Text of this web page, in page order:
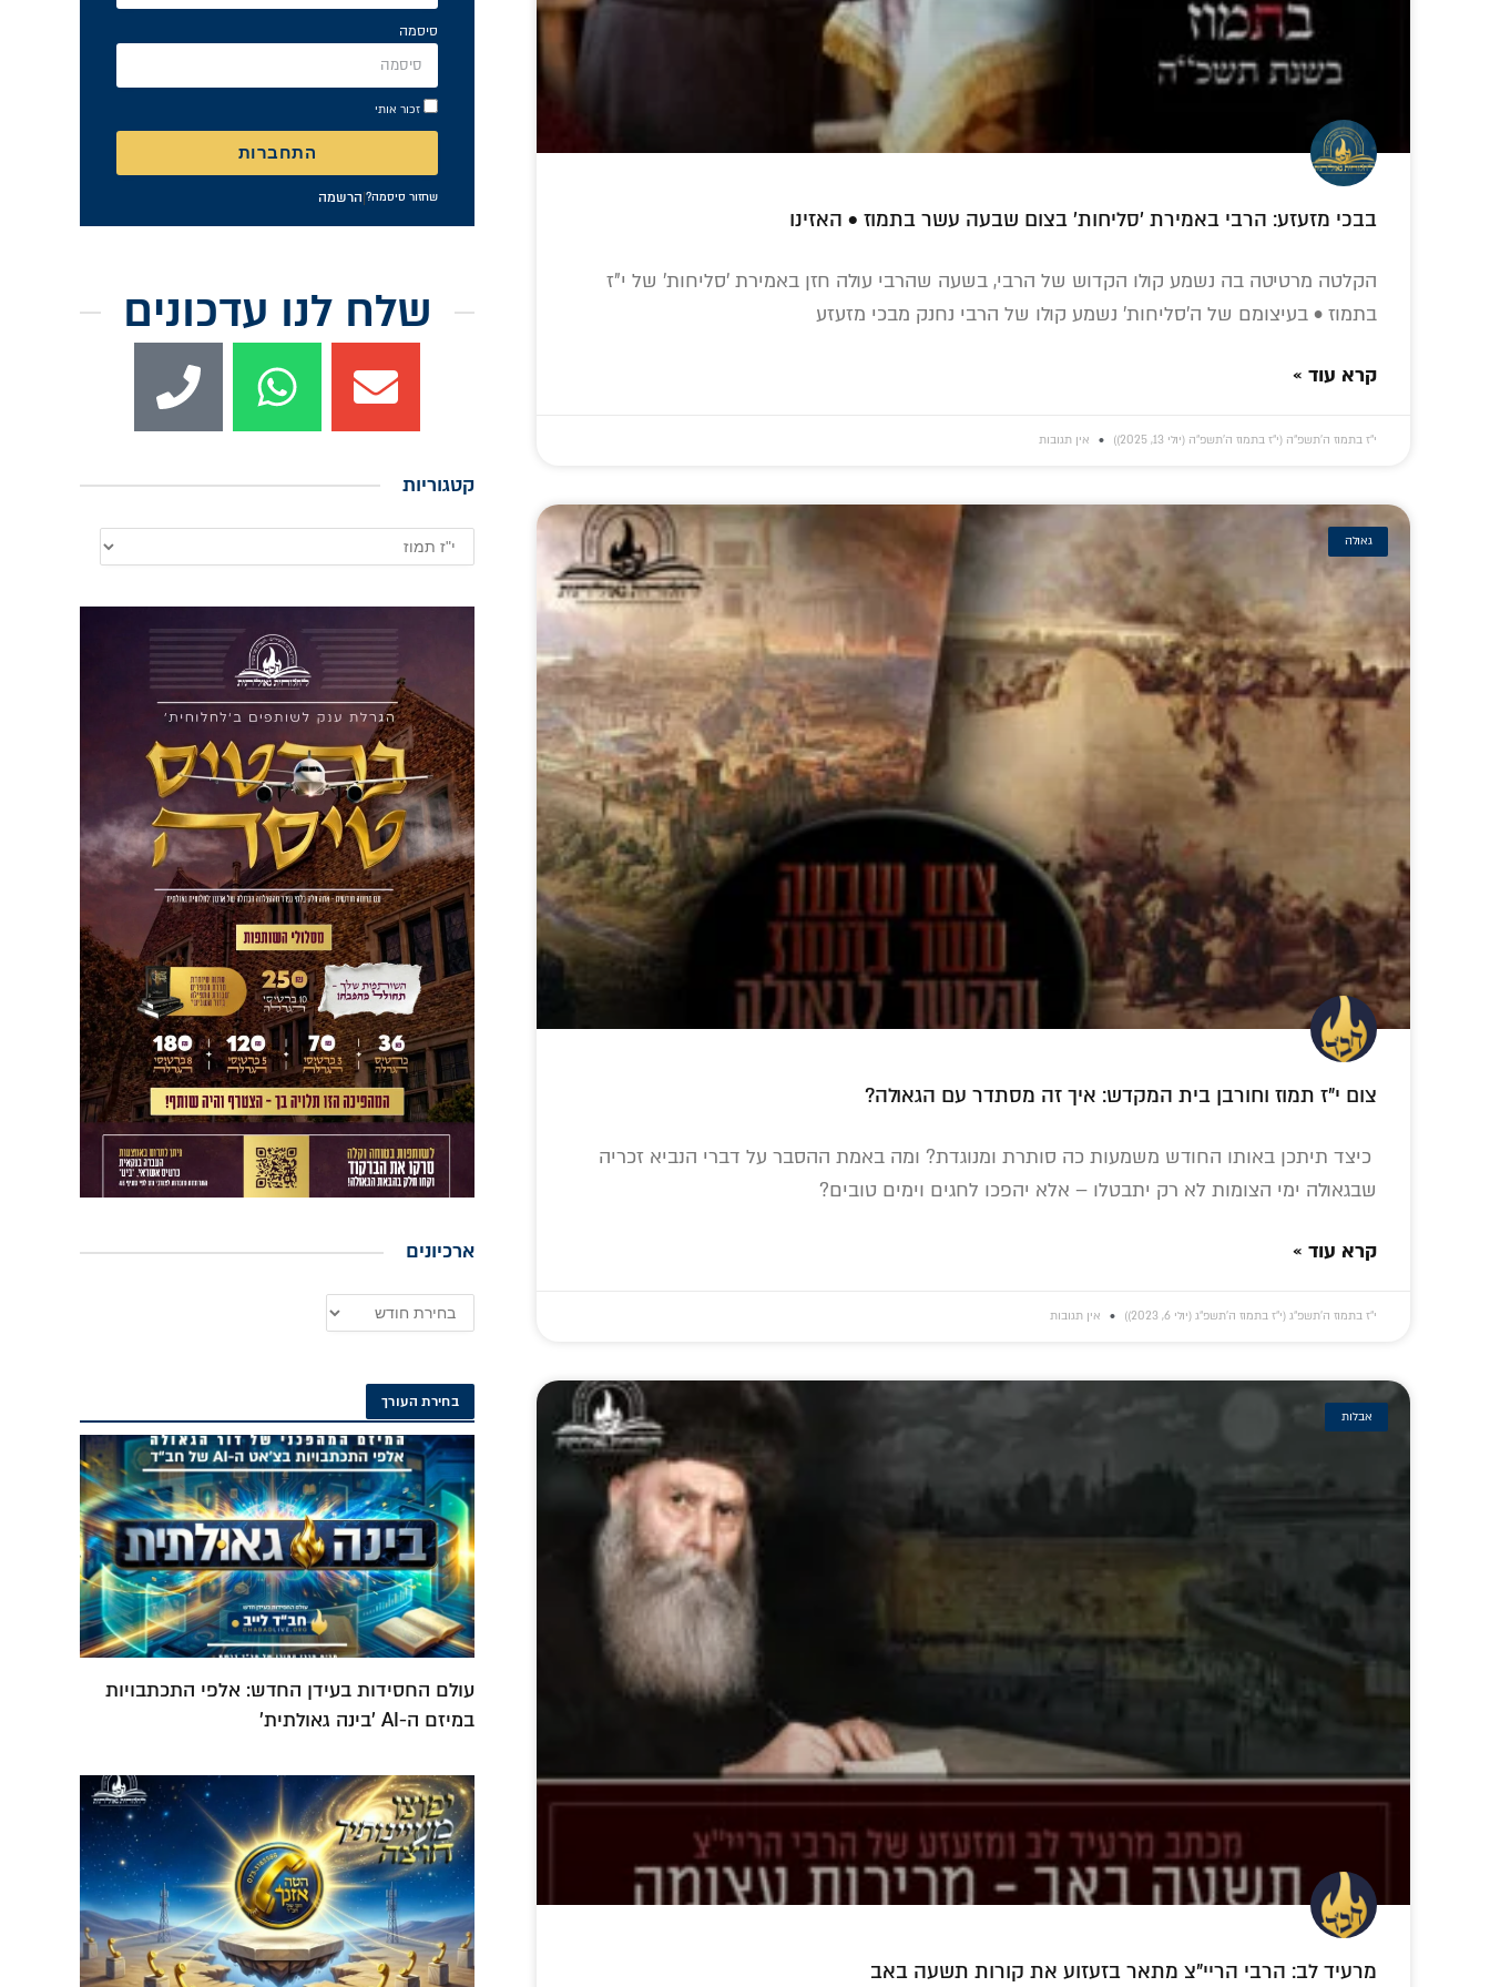
בבכי מזעזע: הרבי באמירת 'סליחות' בצום שבעה עשר בתמוז • האזינו
הקלטה מרטיטה בה נשמע קולו הקדוש של הרבי, בשעה שהרבי עולה חזן באמירת 'סליחות' של י"ז
בתמוז • בעיצומם של ה'סליחות' נשמע קולו של הרבי נחנק מבכי מזעזע
קרא עוד »
י״ז בתמוז ה׳תשפ״ה (י״ז בתמוז ה׳תשפ״ה (יולי 13, 2025)) אין תגובות
גאולה
צום י"ז תמוז וחורבן בית המקדש: איך זה מסתדר עם הגאולה?
כיצד תיתכן באותו החודש משמעות כה סותרת ומנוגדת? ומה באמת ההסבר על דברי הנביא זכריה
שבגאולה ימי הצומות לא רק יתבטלו – אלא יהפכו לחגים וימים טובים?
קרא עוד »
י״ז בתמוז ה׳תשפ״ג (י״ז בתמוז ה׳תשפ״ג (יולי 6, 2023)) אין תגובות
אבלות
מרעיד לב: הרבי הריי"צ מתאר בזעזוע את קורות תשעה באב
סיסמה
זכור אותי
התחברות
שחזור סיסמה?|הרשמה
שלח לנו עדכונים
קטגוריות
ארכיונים
בחירת העורך
עולם החסידות בעידן החדש: אלפי התכתבויות
במיזם ה-AI 'בינה גאולתית'